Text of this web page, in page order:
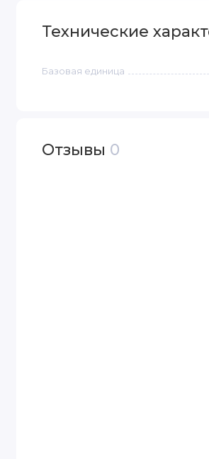
Технические
Базовая единица
Отзывы 0